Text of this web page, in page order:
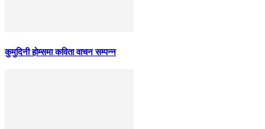
कुमुदिनी होम्समा कविता वाचन सम्पन्न